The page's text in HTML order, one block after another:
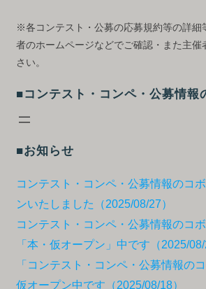
※各コンテスト・公募の応募規約等の詳細
者のホームページなどでご確認・また主催
さい。
■コンテスト・コンペ・公募情報
■お知らせ
コンテスト・コンペ・公募情報のコ
ンいたしました（2025/08/27）
コンテスト・コンペ・公募情報のコ
「本・仮オープン」中です（2025/08/
「コンテスト・コンペ・公募情報の
仮オープン中です（2025/08/18）